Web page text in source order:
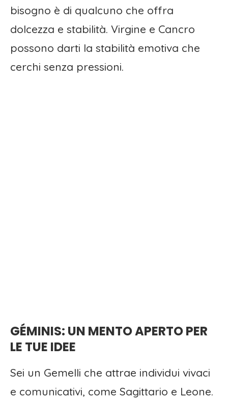
bisogno è di qualcuno che offra
dolcezza e stabilità. Virgine e Cancro
possono darti la stabilità emotiva che
cerchi senza pressioni.
GÉMINIS: UN MENTO APERTO PER
LE TUE IDEE
Sei un Gemelli che attrae individui vivaci
e comunicativi, come Sagittario e Leone.